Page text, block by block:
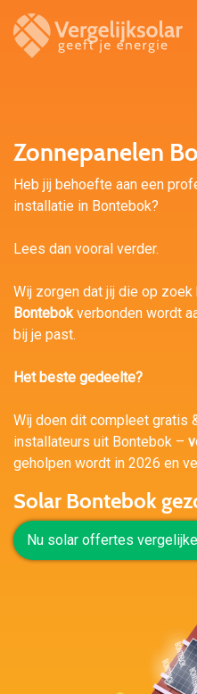
Zonnepanelen
Heb jij behoefte aan een
installatie in Bontebok?
Lees dan vooral verder.
Wij zorgen dat jij die op zoek
Bontebokverbonden wordt
bij je past.
Het beste gedeelte?
Wij doen dit compleet gratis
installateurs uit Bontebok –
geholpen wordt in 2026 en
Solar Bontebok
Nu solar offertes